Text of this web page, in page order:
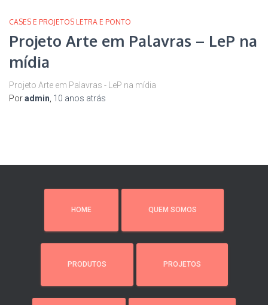
CASES E PROJETOS LETRA E PONTO
Projeto Arte em Palavras – LeP na
mídia
Projeto Arte em Palavras - LeP na mídia
Poradmin 10 anos atrás
HOME QUEM SOMOS
PRODUTOS PROJETOS